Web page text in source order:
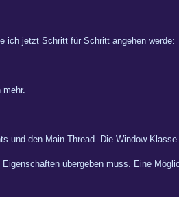
ich jetzt Schritt für Schritt angehen werde:
mehr.
und den Main-Thread. Die Window-
übergeben muss. Eine